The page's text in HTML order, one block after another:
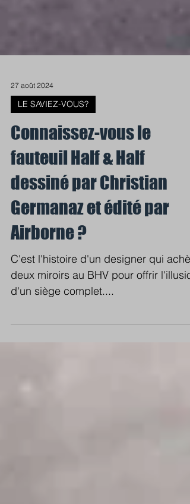
27 août 2024
LE SAVIEZ-VOUS?
Connaissez-vous le
fauteuil Half & Half
dessiné par Christian
Germanaz et édité par
Airborne ?
C'est l'histoire d'un designer qui
deux miroirs au BHV pour offrir